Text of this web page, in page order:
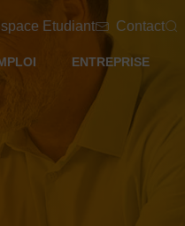
Etudiant Contact
ENTREPRISE